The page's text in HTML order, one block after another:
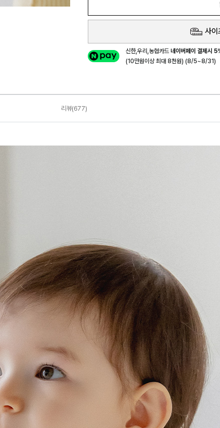
사이
신한,우리,농협카드네이버페이 결제시
(10만원이상 최대 8천원) (8/5~8/31)
리뷰(677)